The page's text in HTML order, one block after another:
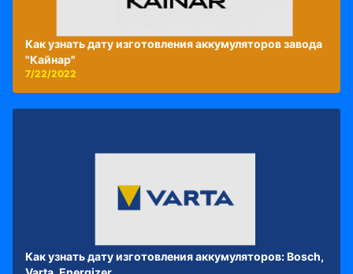
Как узнать дату изготовления аккумуляторов завода
"Кайнар"
7/22/2022
Как узнать дату изготовления аккумуляторов: Bosch,